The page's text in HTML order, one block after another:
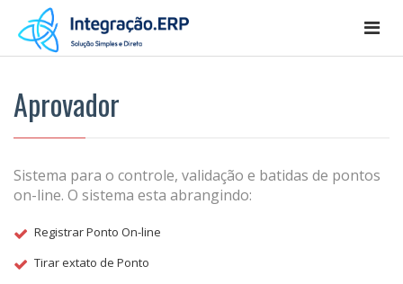
Aprovador
Sistema para o controle, validação e batidas de pontos
on-line. O sistema esta abrangindo:
Registrar Ponto On-line
Tirar extato de Ponto